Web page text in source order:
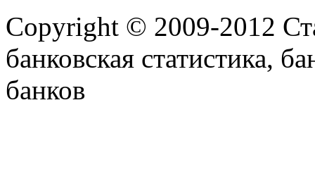
Copyright © 2009-2012
банковская статистика,
банков